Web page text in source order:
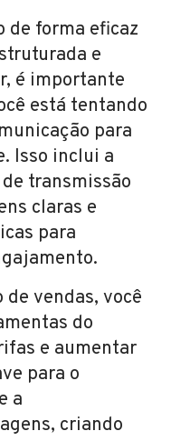
de forma eficaz
e
é importante
está tentando
para
Isso inclui a
transmissão
claras e
para
de vendas, você
do
e aumentar
para o
a
criando